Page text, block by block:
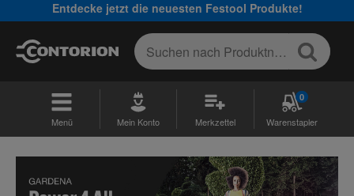
Entdecke jetzt die neuesten Festool Produkte!
Menü Mein Konto Merkzettel
0
Warenstapler